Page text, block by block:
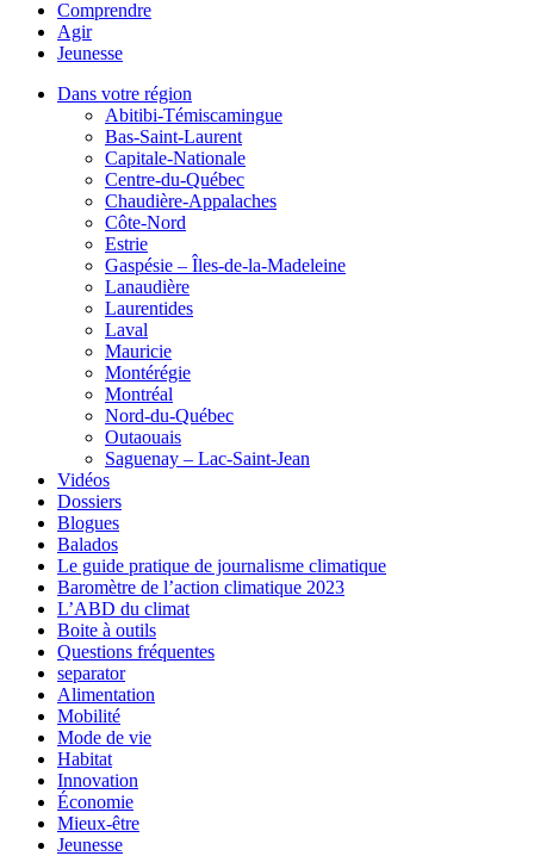
Comprendre
Agir
Jeunesse
Dans votre région
Abitibi-Témiscamingue
Bas-Saint-Laurent
Capitale-Nationale
Centre-du-Québec
Chaudière-Appalaches
Côte-Nord
Estrie
Gaspésie – Îles-de-la-Madeleine
Lanaudière
Laurentides
Laval
Mauricie
Montérégie
Montréal
Nord-du-Québec
Outaouais
Saguenay – Lac-Saint-Jean
Vidéos
Dossiers
Blogues
Balados
Le guide pratique de journalisme climatique
Baromètre de l’action climatique 2023
L’ABD du climat
Boite à outils
Questions fréquentes
separator
Alimentation
Mobilité
Mode de vie
Habitat
Innovation
Économie
Mieux-être
Jeunesse